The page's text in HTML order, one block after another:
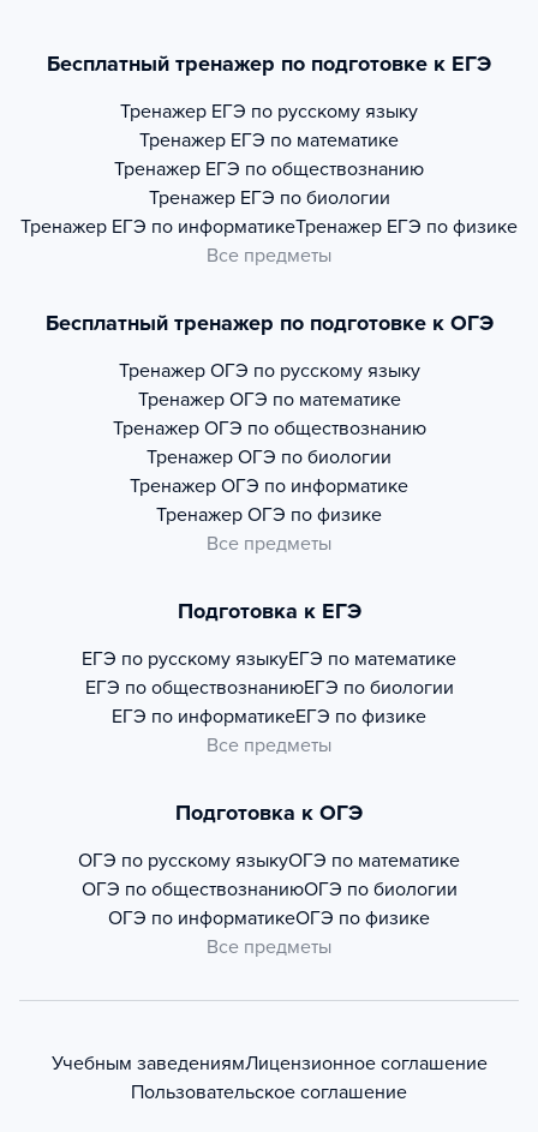
Бесплатный тренажер по подготовке к ЕГЭ
Тренажер ЕГЭ по русскому языку
Тренажер ЕГЭ по математике
Тренажер ЕГЭ по обществознанию
Тренажер ЕГЭ по биологии
Тренажер ЕГЭ по информатикеТренажер ЕГЭ по физике
Все предметы
Бесплатный тренажер по подготовке к ОГЭ
Тренажер ОГЭ по русскому языку
Тренажер ОГЭ по математике
Тренажер ОГЭ по обществознанию
Тренажер ОГЭ по биологии
Тренажер ОГЭ по информатике
Тренажер ОГЭ по физике
Все предметы
Подготовка к ЕГЭ
ЕГЭ по русскому языкуЕГЭ по математике
ЕГЭ по обществознаниюЕГЭ по биологии
ЕГЭ по информатикеЕГЭ по физике
Все предметы
Подготовка к ОГЭ
ОГЭ по русскому языкуОГЭ по математике
ОГЭ по обществознаниюОГЭ по биологии
ОГЭ по информатикеОГЭ по физике
Все предметы
Учебным заведениямЛицензионное соглашение
Пользовательское соглашение